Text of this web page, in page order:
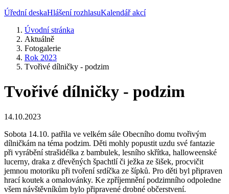
Úřední deskaHlášení rozhlasuKalendář akcí
Úvodní stránka
Aktuálně
Fotogalerie
Rok 2023
Tvořivé dílničky - podzim
Tvořivé dílničky - podzim
14.10.2023
Sobota 14.10. patřila ve velkém sále Obecního domu tvořivým
dílničkám na téma podzim. Děti mohly popustit uzdu své fantazie
při vyrábění strašidélka z bambulek, lesního skřítka, halloweenské
lucerny, draka z dřevěných špachtlí či ježka ze šišek, procvičit
jemnou motoriku při tvoření srdíčka ze šípků. Pro děti byl připraven
hrací koutek a omalovánky. Ke zpříjemnění podzimního odpoledne
všem návštěvníkům bylo připravené drobné občerstvení.